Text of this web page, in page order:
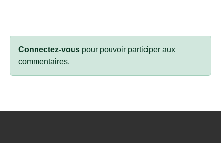
Connectez-vous pour pouvoir participer aux
commentaires.